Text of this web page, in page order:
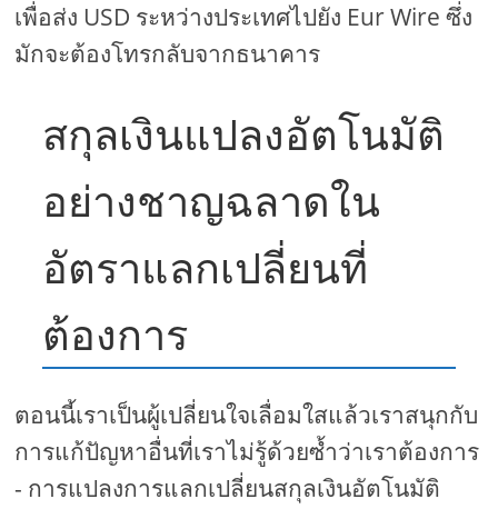
เพื่อส่ง USD ระหว่างประเทศไปยัง Eur Wire ซึ่ง
มักจะต้องโทรกลับจากธนาคาร
สกุลเงินแปลงอัตโนมัติ
อย่างชาญฉลาดใน
อัตราแลกเปลี่ยนที่
ต้องการ
ตอนนี้เราเป็นผู้เปลี่ยนใจเลื่อมใสแล้วเราสนุกกับ
การแก้ปัญหาอื่นที่เราไม่รู้ด้วยซ้ำว่าเราต้องการ
- การแปลงการแลกเปลี่ยนสกุลเงินอัตโนมัติ